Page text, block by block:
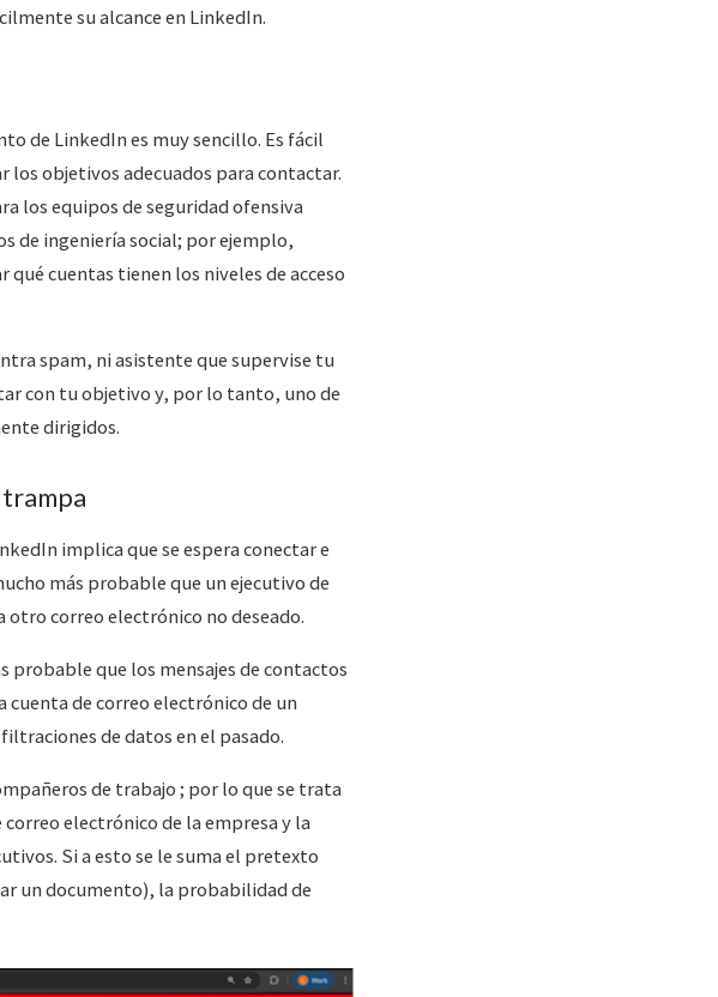
su alcance en LinkedIn.
de LinkedIn es muy sencillo. Es fácil
los objetivos adecuados para contactar.
los equipos de seguridad ofensiva
de ingeniería social; por ejemplo,
cuentas tienen los niveles de acceso
spam, ni asistente que supervise tu
con tu objetivo y, por lo tanto, uno de
dirigidos.
trampa
implica que se espera conectar e
más probable que un ejecutivo de
otro correo electrónico no deseado.
probable que los mensajes de contactos
cuenta de correo electrónico de un
de datos en el pasado.
de trabajo ; por lo que se trata
correo electrónico de la empresa y la
Si a esto se le suma el pretexto
un documento), la probabilidad de